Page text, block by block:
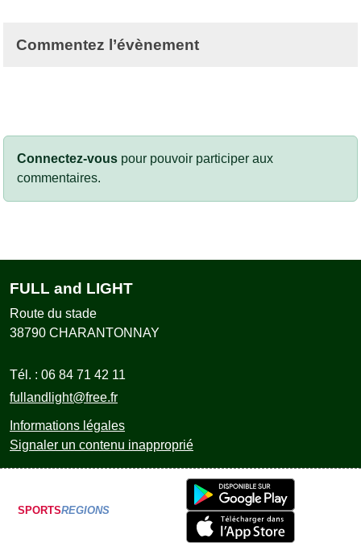
Commentez l’évènement
Connectez-vous pour pouvoir participer aux
commentaires.
FULL and LIGHT
Route du stade
38790 CHARANTONNAY
Tél. : 06 84 71 42 11
fullandlight@free.fr
Informations légales
Signaler un contenu inapproprié
SPORTSREGIONS